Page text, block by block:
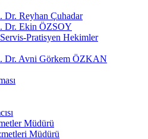
Dr. Reyhan Çuhadar
Dr. Ekin ÖZSOY
Pratisyen Hekimler
Dr. Avni Görkem ÖZKAN
Müdürü
Müdürü